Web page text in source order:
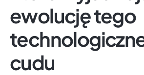
ewolucję tego
cudu